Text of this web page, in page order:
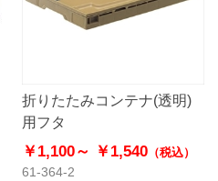
折りたたみコンテナ(透明)
用フタ
￥1,100～ ￥1,540（税込）
61-364-2